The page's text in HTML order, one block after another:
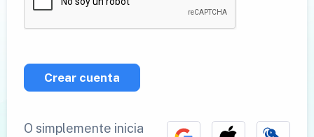
Crear cuenta
O simplemente inicia